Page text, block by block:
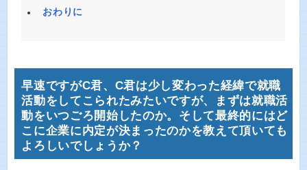
おわりに
早速ですがC君、C君は少し変わった経緯で就職
活動をしてこられたみたいですが、まずは就職活
動をいつごろ開始したのか。そして最終的にはど
こに企業に内定が決まったのかを教えて頂いても
よろしいでしょうか？